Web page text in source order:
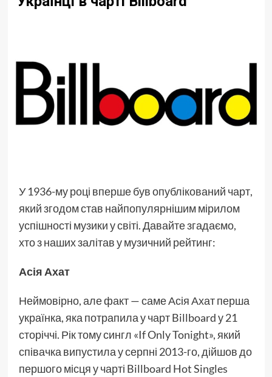
У 1936-му році вперше був опублікований чарт,
який згодом став найпопулярнішим мірилом
успішності музики у світі. Давайте згадаємо,
хто з наших залітав у музичний рейтинг:
Асія Ахат
Неймовірно, але факт — саме Асія Ахат перша
українка, яка потрапила у чарт Billboard у 21
сторіччі. Рік тому сингл «If Only Tonight», який
співачка випустила у серпні 2013-го, дійшов до
першого місця у чарті Billboard Hot Singles